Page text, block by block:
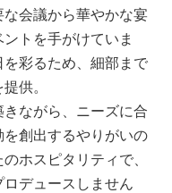
会議から華やかな宴
トを手がけていま
彩るため、細部まで
供。
ながら、ニーズに合
創出するやりがいの
ホスピタリティで、
デュースしません